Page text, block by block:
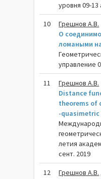
уровня 09-13
10
Грешнов А.В.
О
ломаными
управление
11
Грешнов А.В.
Distance
theorems of
-quasimetric
летия
сент. 2019
12 Грешнов А.В.